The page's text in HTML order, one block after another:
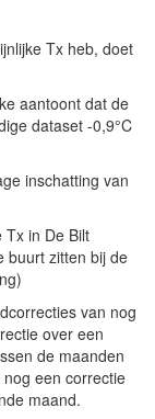
Tx heb, doet
aantoont dat de
dataset -0,9°C
inschatting van
Tx in De Bilt
buurt zitten bij de
van nog
over een
de maanden
een correctie
maand.